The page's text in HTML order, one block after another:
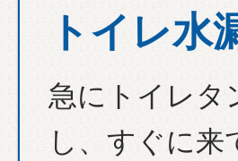
トイレ水
急にトイレタ
し、すぐに